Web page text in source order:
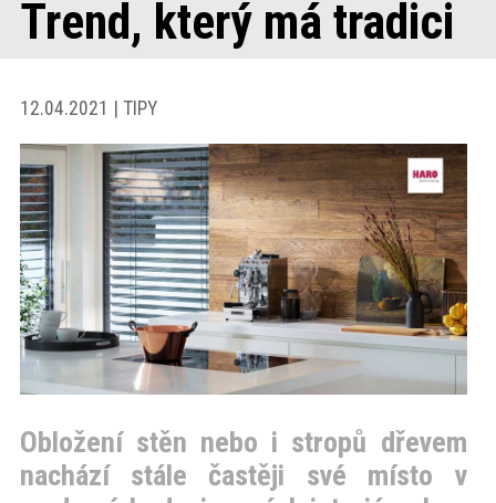
Fotogalerie
Produkty
Prodejní
akce
ProfiMag
Kontakt
Trend, který má tradici
12.04.2021 | TIPY
Obložení stěn nebo i stropů dřevem
nachází stále častěji své místo v